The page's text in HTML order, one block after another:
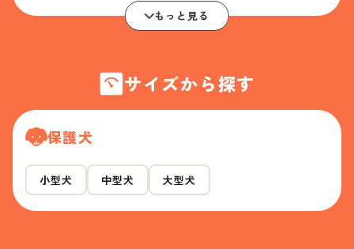
もっと見る
サイズから探す
保護犬
小型犬 中型犬 大型犬